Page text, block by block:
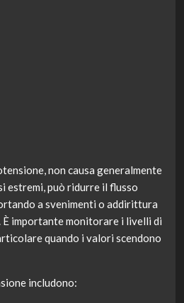
non causa generalmente
estremi, può ridurre il flusso
a svenimenti o addirittura
È importante monitorare i livelli di
quando i valori scendono
includono: